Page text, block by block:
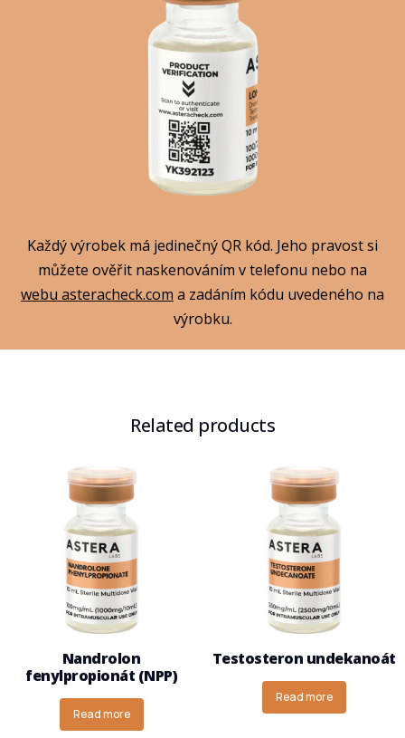
Každý výrobek má jedinečný QR kód. Jeho pravost si
můžete ověřit naskenováním v telefonu nebo na
webu asteracheck.com a zadáním kódu uvedeného na
výrobku.
Related products
Nandrolon
fenylpropionát (NPP)
Read more
Testosteron undekanoát
Read more